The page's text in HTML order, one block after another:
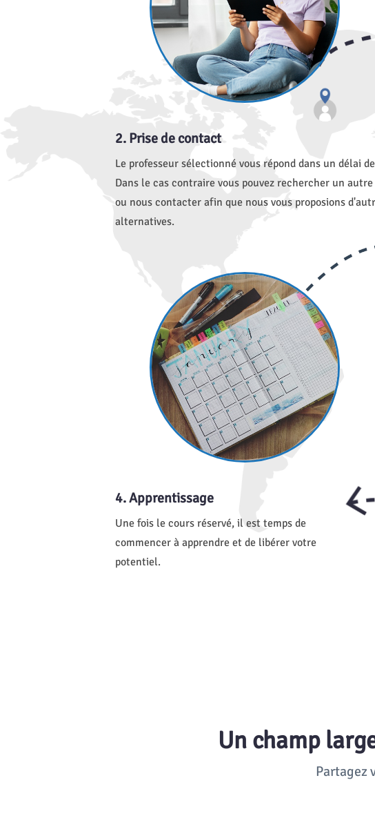
2. Prise de contact
Le professeur sélectionné vous répond dans un délai
Dans le cas contraire vous pouvez rechercher un
ou nous contacter afin que nous vous proposions
alternatives.
4. Apprentissage
Une fois le cours réservé, il est temps de
commencer à apprendre et de libérer votre
potentiel.
Un champ
Partagez